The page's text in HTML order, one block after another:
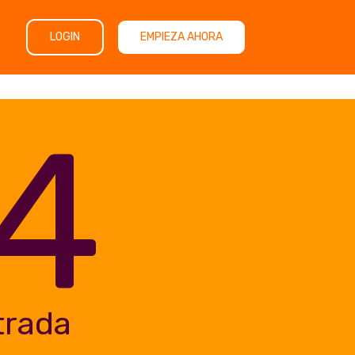
LOGIN EMPIEZA AHORA